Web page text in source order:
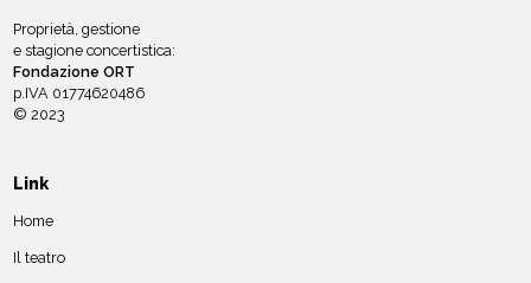
Proprietà, gestione
e stagione concertistica:
Fondazione ORT
p.IVA 01774620486
© 2023
Link
Home
Il teatro